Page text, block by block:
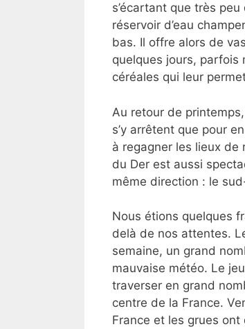
s’écartant que très
réservoir d’eau
bas. Il offre alors de
quelques jours, parfois
céréales qui leur
Au retour de
s’y arrêtent que pour
à regagner les lieux
du Der est aussi
même direction : le
Nous étions quelques
delà de nos attentes.
semaine, un grand
mauvaise météo. Le
traverser en grand
centre de la France.
France et les grues